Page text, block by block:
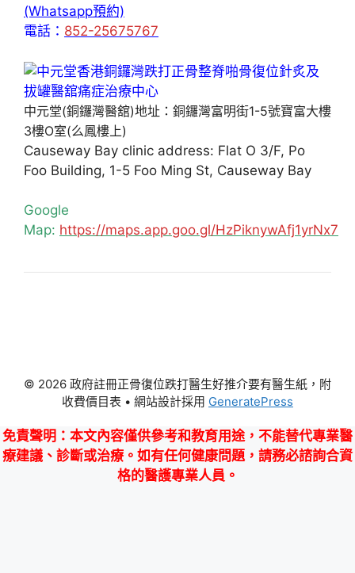
(Whatsapp預約)
電話： 852-25675767
中元堂(銅鑼灣醫舘)地址：銅鑼灣富明街1-5號寶富大樓
3樓O室(么鳳樓上)
Causeway Bay clinic address: Flat O 3/F, Po
Foo Building, 1-5 Foo Ming St, Causeway Bay
Google
Map: https://maps.app.goo.gl/HzPiknywAfj1yrNx7
© 2026 政府註冊正骨復位跌打醫生好推介要有醫生紙，附
收費價目表 • 網站設計採用 GeneratePress
免責聲明 ：本文內容僅供參考和教育用途，不能替代專業醫
療建議、診斷或治療。如有任何健康問題，請務必諮詢合資
格的醫護專業人員。